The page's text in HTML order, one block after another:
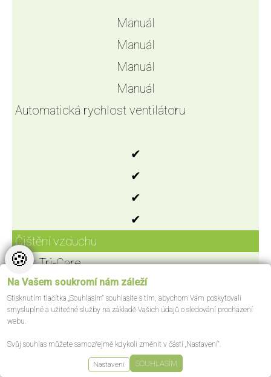
Manuál
Manuál
Manuál
Manuál
Automatická rychlost ventilátoru
✔
✔
✔
✔
Čištění vzduchu
Filtr Tri-Care
-
-
-
🍪
Na Vašem soukromí nám záleží
Stisknutím tlačítka „Souhlasím“ souhlasíte s tím, abychom Vám poskytovali
smysluplné a užitečné služby na základě Vašich údajů o sledování procházení
webu.
Svůj souhlas můžete samozřejmě kdykoli změnit v části „Nastavení“.
Nastavení SOUHLASÍM